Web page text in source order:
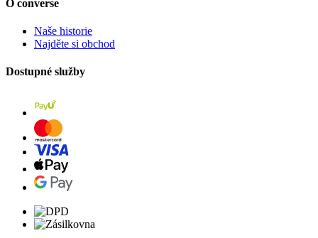
O converse
Naše historie
Najděte si obchod
Dostupné služby